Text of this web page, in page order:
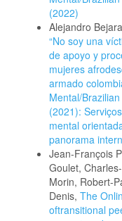
(2022)
Alejandro
“No soy una
de apoyo y
mujeres
armado
Mental/
(2021):
mental
panorama
Jean-François
Goulet,
Morin, Robert-
Denis, The
oftransitional